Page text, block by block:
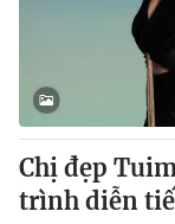
Thế giới đó đây
Câu chuyện quốc
Tài chính
Thị trường
Góc doanh
Dữ liệu và đời
Truyền hình
Chị đẹp
trình diễn